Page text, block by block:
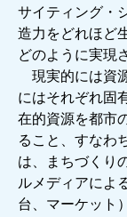
サイティング・
造力をどれほど
どのように実現
現実的には資
にはそれぞれ固
在的資源を都市
ること、すなわ
は、まちづくり
ルメディアによ
台、マーケット